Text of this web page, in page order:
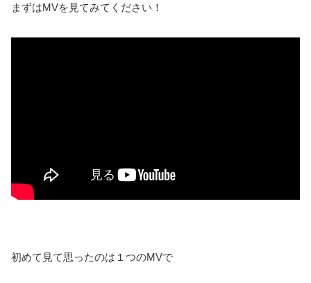
まずはMVを見てみてください！
初めて見て思ったのは１つのMVで